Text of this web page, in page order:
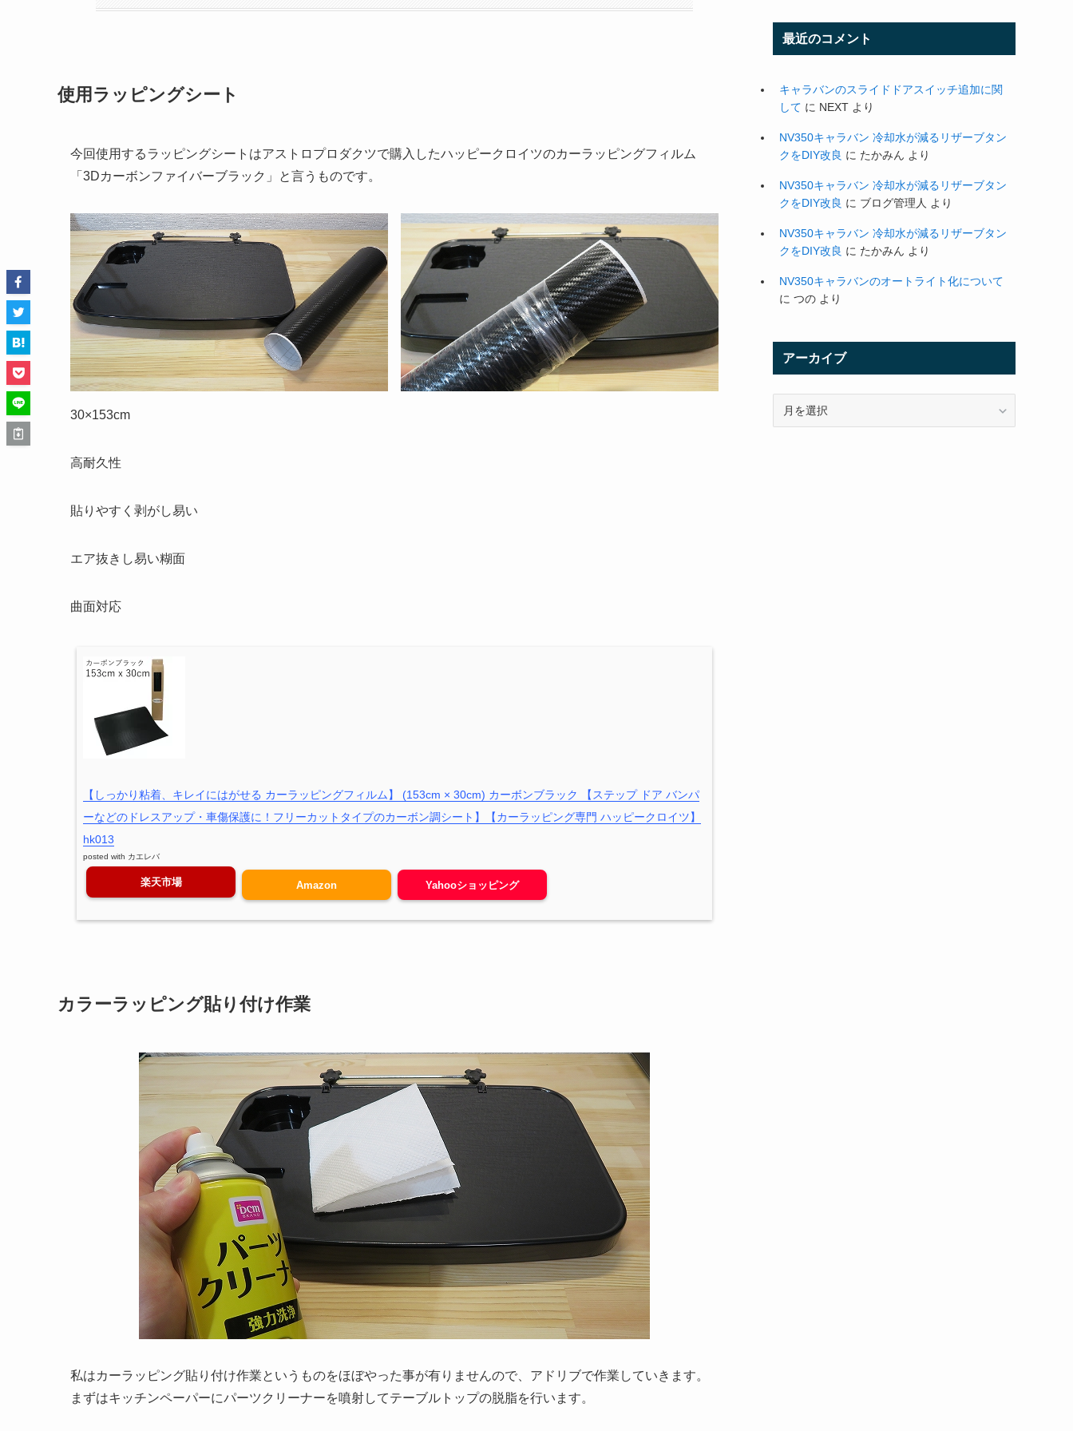
使用ラッピングシート
今回使用するラッピングシートはアストロプロダクツで購入したハッピークロイツのカーラッピングフィルム
「3Dカーボンファイバーブラック」と言うものです。
30×153cm
高耐久性
貼りやすく剥がし易い
エア抜きし易い糊面
曲面対応
【しっかり粘着、キレイにはがせる カーラッピングフィルム】 (153cm × 30cm) カーボンブラック 【ステップ ドア バンパ
ーなどのドレスアップ・車傷保護に！フリーカットタイプのカーボン調シート】【カーラッピング専門 ハッピークロイツ】
hk013
posted with カエレバ
楽天市場 Amazon Yahooショッピング
カラーラッピング貼り付け作業
私はカーラッピング貼り付け作業というものをほぼやった事が有りませんので、アドリブで作業していきます。
まずはキッチンペーパーにパーツクリーナーを噴射してテーブルトップの脱脂を行います。
最近のコメント
キャラバンのスライドドアスイッチ追加に関
して に NEXT より
NV350キャラバン 冷却水が減るリザーブタン
クをDIY改良 に たかみん より
NV350キャラバン 冷却水が減るリザーブタン
クをDIY改良 に ブログ管理人 より
NV350キャラバン 冷却水が減るリザーブタン
クをDIY改良 に たかみん より
NV350キャラバンのオートライト化について
に つの より
アーカイブ